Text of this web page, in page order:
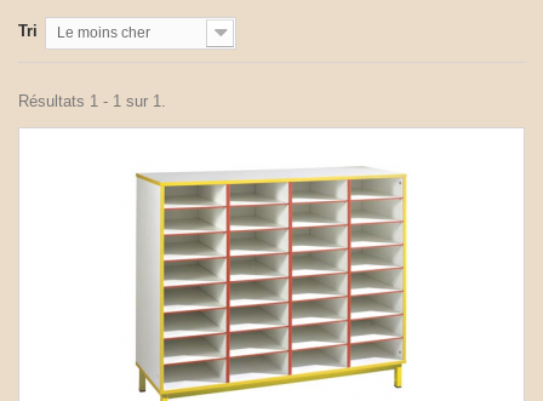
Tri Le moins cher
Résultats 1 - 1 sur 1.